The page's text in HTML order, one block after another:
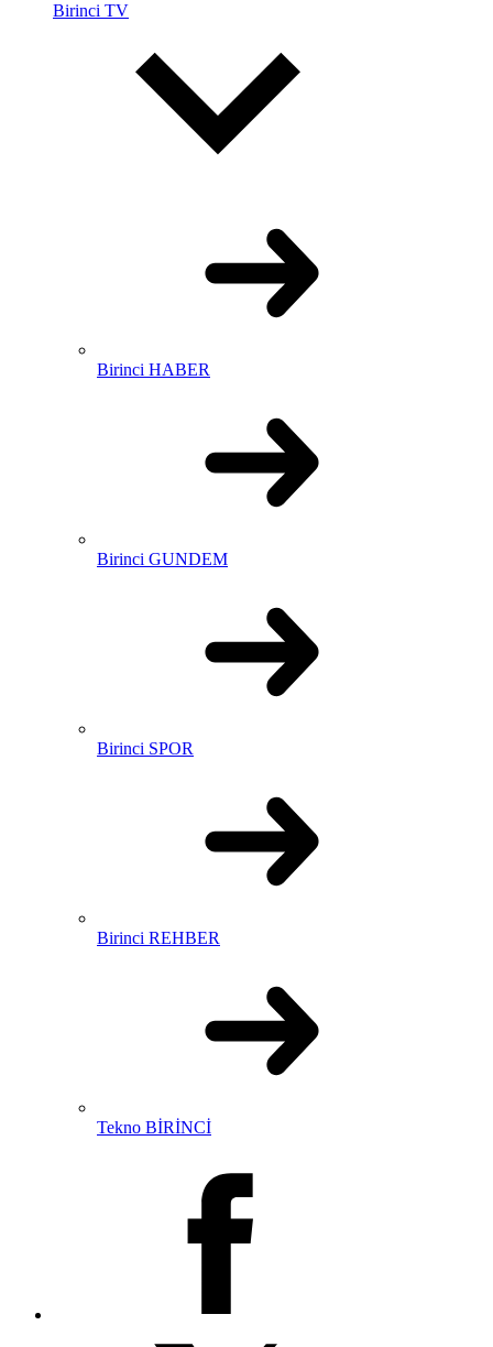
Birinci TV
Birinci HABER
Birinci GUNDEM
Birinci SPOR
Birinci REHBER
Tekno BİRİNCİ